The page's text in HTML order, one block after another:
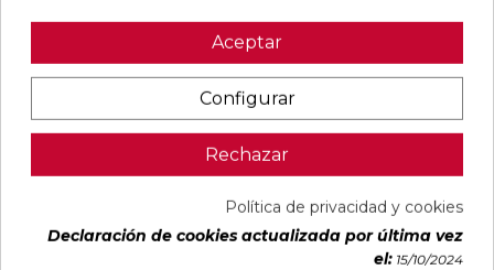
Productos relacionados
MONOMANDO
GRIFERÍA
favorite
GRIFERÍA
MONOMANDO
DE LAVABO
Aceptar
Configurar
Rechazar
Política de privacidad y cookies
Declaración de cookies actualizada por última vez
el: 15/10/2024